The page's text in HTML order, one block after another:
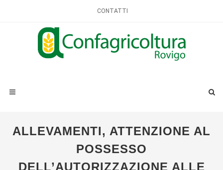
CONTATTI
ALLEVAMENTI, ATTENZIONE AL
POSSESSO
DELL’AUTORIZZAZIONE ALLE